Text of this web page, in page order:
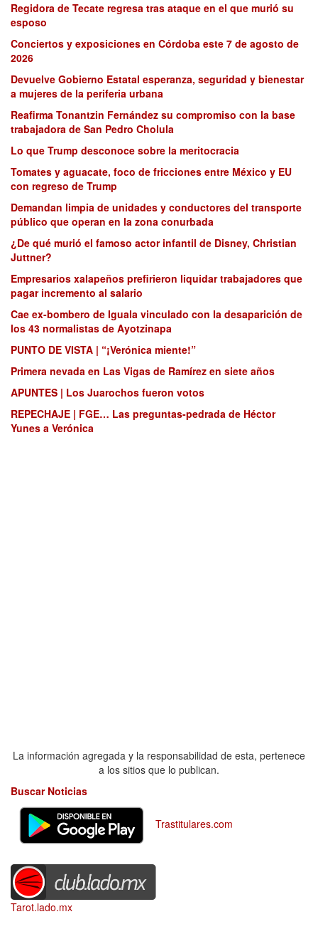
Regidora de Tecate regresa tras ataque en el que murió su
esposo
Conciertos y exposiciones en Córdoba este 7 de agosto de
2026
Devuelve Gobierno Estatal esperanza, seguridad y bienestar
a mujeres de la periferia urbana
Reafirma Tonantzin Fernández su compromiso con la base
trabajadora de San Pedro Cholula
Lo que Trump desconoce sobre la meritocracia
Tomates y aguacate, foco de fricciones entre México y EU
con regreso de Trump
Demandan limpia de unidades y conductores del transporte
público que operan en la zona conurbada
¿De qué murió el famoso actor infantil de Disney, Christian
Juttner?
Empresarios xalapeños prefirieron liquidar trabajadores que
pagar incremento al salario
Cae ex-bombero de Iguala vinculado con la desaparición de
los 43 normalistas de Ayotzinapa
PUNTO DE VISTA | “¡Verónica miente!”
Primera nevada en Las Vigas de Ramírez en siete años
APUNTES | Los Juarochos fueron votos
REPECHAJE | FGE… Las preguntas-pedrada de Héctor
Yunes a Verónica
La información agregada y la responsabilidad de esta, pertenece
a los sitios que lo publican.
Buscar Noticias
Trastitulares.com
Tarot.lado.mx